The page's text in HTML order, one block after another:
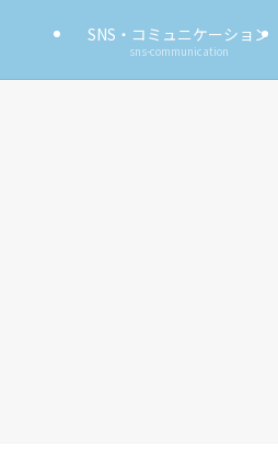
SNS・コミュニケーション
sns-communication